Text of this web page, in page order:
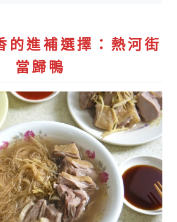
的進補選擇：熱河街
當歸鴨